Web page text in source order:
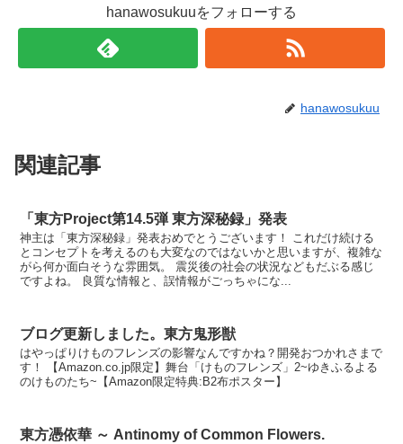
hanawosukuuをフォローする
hanawosukuu
関連記事
「東方Project第14.5弾 東方深秘録」発表
神主は「東方深秘録」発表おめでとうございます！ これだけ続ける
とコンセプトを考えるのも大変なのではないかと思いますが、複雑な
がら何か面白そうな雰囲気。 震災後の社会の状況などもだぶる感じ
ですよね。 良質な情報と、誤情報がごっちゃにな...
ブログ更新しました。東方鬼形獣
はやっぱりけものフレンズの影響なんですかね？開発おつかれさまで
す！ 【Amazon.co.jp限定】舞台「けものフレンズ」2~ゆきふるよる
のけものたち~【Amazon限定特典:B2布ポスター】
東方憑依華 ～ Antinomy of Common Flowers.